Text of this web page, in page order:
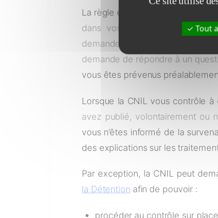
La règle est que lors d’un
dans vos locaux pour opérer
demande de vous déplacer afin
demande de répondre à un
vous êtes prévenus
Lorsque la CNIL vous contrôle à
avez publié, volontairement ou
vous n’êtes informé de la
des explications sur les
Par exception, la CNIL peut
la Détention afin de pouvoir :
procéder au contrôle sur
Tout